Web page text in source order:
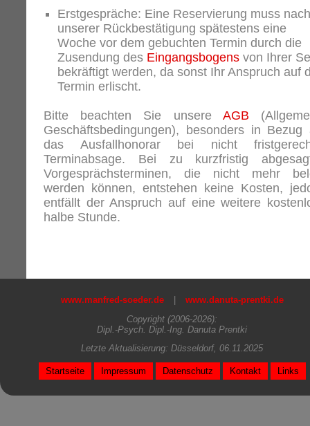
Erstgespräche: Eine Reservierung muss nach
unserer Rückbestätigung spätestens eine
Woche vor dem gebuchten Termin durch die
Zusendung des Eingangsbogens von Ihrer
bekräftigt werden, da sonst Ihr Anspruch auf
Termin erlischt.
Bitte beachten Sie unsere AGB
Geschäftsbedingungen), besonders in Bezug
das Ausfallhonorar bei nicht
Terminabsage. Bei zu kurzfristig
Vorgesprächsterminen, die nicht mehr
werden können, entstehen keine Kosten,
entfällt der Anspruch auf eine weitere
halbe Stunde.
www.manfred-soeder.de
www.danuta-prentki.de
Copyright (2006-2026):
Dipl.-Psych. Dipl.-Ing. Danuta Prentki
Letzte Aktualisierung: Düsseldorf, 06.11.2025
Startseite Impressum Datenschutz Kontakt Links